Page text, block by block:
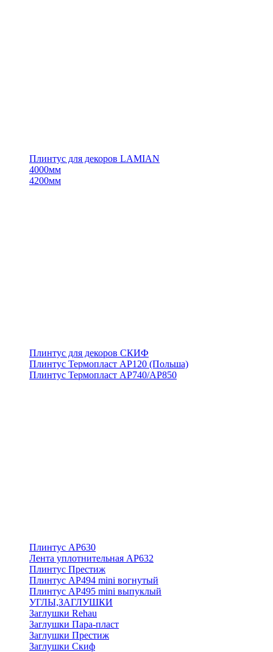
Плинтус для декоров LAMIAN
4000мм
4200мм
Плинтус для декоров СКИФ
Плинтус Термопласт АР120 (Польша)
Плинтус Термопласт АР740/АР850
Плинтус АР630
Лента уплотнительная АР632
Плинтус Престиж
Плинтус АР494 mini вогнутый
Плинтус АР495 mini выпуклый
УГЛЫ,ЗАГЛУШКИ
Заглушки Rehau
Заглушки Пара-пласт
Заглушки Престиж
Заглушки Скиф